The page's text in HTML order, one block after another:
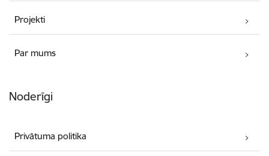
Projekti
Par mums
Noderīgi
Privātuma politika